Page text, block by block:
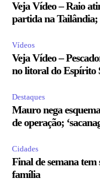
Veja Vídeo – Raio
partida na
Vídeos
Veja Vídeo –
no litoral do Espírito
Destaques
Mauro nega
de operação;
Cidades
Final de semana
família